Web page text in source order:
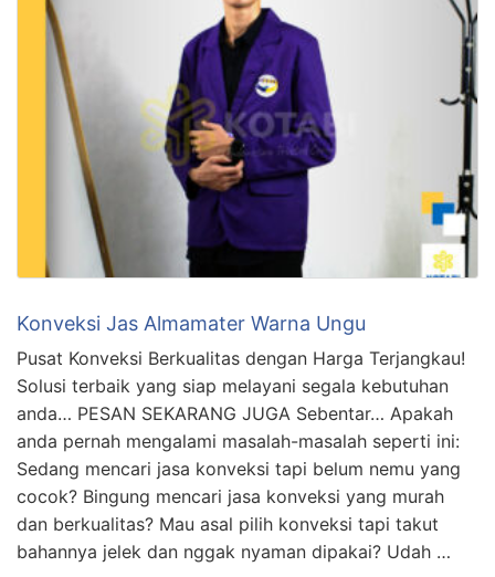
Konveksi Jas Almamater Warna Ungu
Pusat Konveksi Berkualitas dengan Harga Terjangkau!
Solusi terbaik yang siap melayani segala kebutuhan
anda… PESAN SEKARANG JUGA Sebentar… Apakah
anda pernah mengalami masalah-masalah seperti ini:
Sedang mencari jasa konveksi tapi belum nemu yang
cocok? Bingung mencari jasa konveksi yang murah
dan berkualitas? Mau asal pilih konveksi tapi takut
bahannya jelek dan nggak nyaman dipakai? Udah …